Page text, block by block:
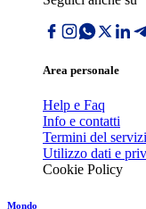
Area personale
Help e Faq
Info e contatti
Termini del
Utilizzo dati e
Cookie Policy
Mondo